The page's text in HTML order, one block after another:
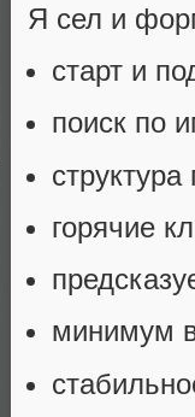
Я сел и
старт и
поиск по
горячие
минимум